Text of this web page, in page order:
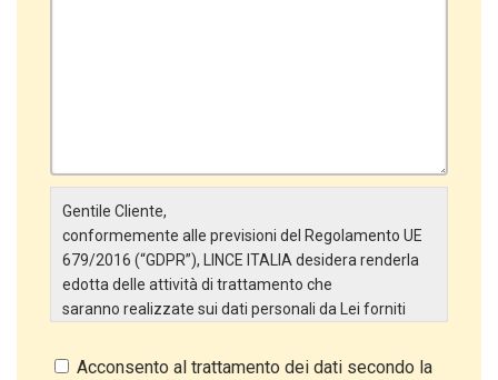
Gentile Cliente,
conformemente alle previsioni del Regolamento UE
679/2016 (“GDPR”), LINCE ITALIA desidera renderla
edotta delle attività di trattamento che
saranno realizzate sui dati personali da Lei forniti
particolare:
Acconsento al trattamento dei dati secondo la